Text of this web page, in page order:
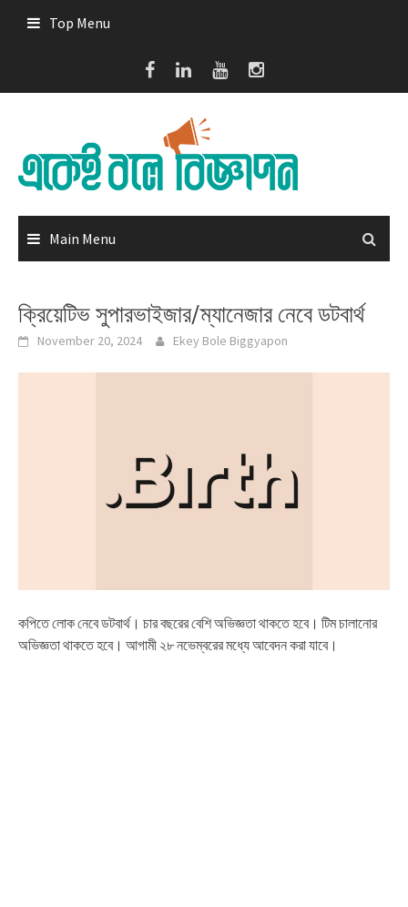
Top Menu
Main Menu
ক্রিয়েটিভ সুপারভাইজার/ম্যানেজার নেবে ডটবার্থ
November 20, 2024 Ekey Bole Biggyapon
কপিতে লোক নেবে ডটবার্থ। চার বছরের বেশি অভিজ্ঞতা থাকতে হবে। টিম চালানোর
অভিজ্ঞতা থাকতে হবে। আগামী ২৮ নভেম্বরের মধ্যে আবেদন করা যাবে।